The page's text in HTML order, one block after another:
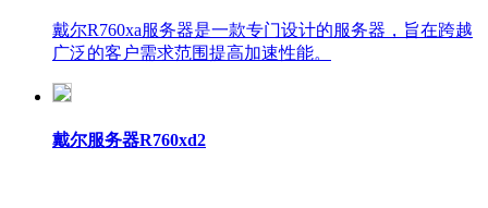
戴尔R760xa服务器是一款专门设计的服务器，旨在跨越
广泛的客户需求范围提高加速性能。
戴尔服务器R760xd2